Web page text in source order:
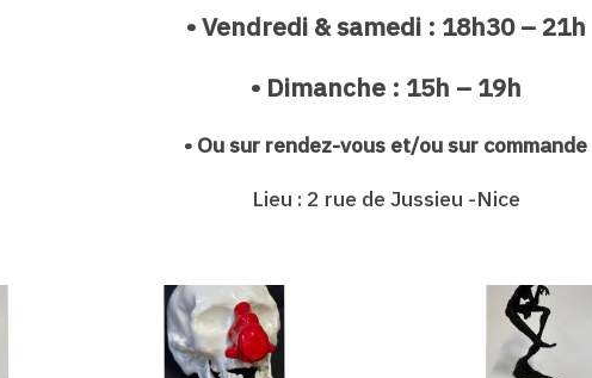
• Vendredi & samedi : 18h30 – 21h
• Dimanche : 15h – 19h
• Ou sur rendez-vous et/ou sur commande
Lieu : 2 rue de Jussieu -Nice